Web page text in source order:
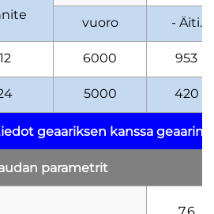
vuoro - Äiti.
12 6000 953
5000 420
geaariksen kanssa
parametrit